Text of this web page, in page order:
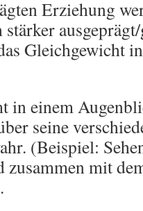
Erziehung
Gleichgewicht
in einem
seine
(Beispiel:
zusammen mit